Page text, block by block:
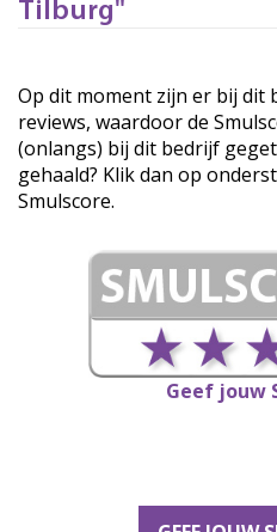
Tilburg"
Op dit moment zijn er bij dit
reviews, waardoor de
(onlangs) bij dit bedrijf
gehaald? Klik dan op
Smulscore.
Geef jouw